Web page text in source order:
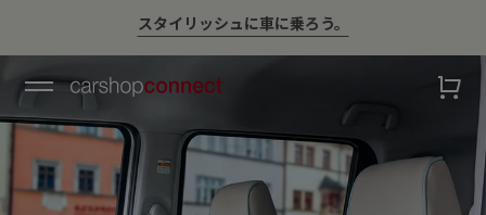
💛ハイサマーsale💛